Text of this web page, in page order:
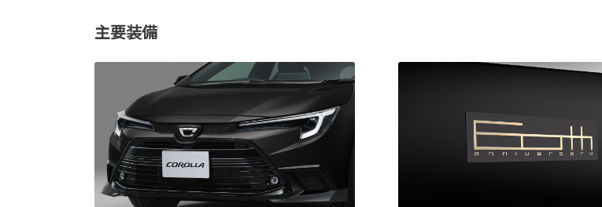
主要装備